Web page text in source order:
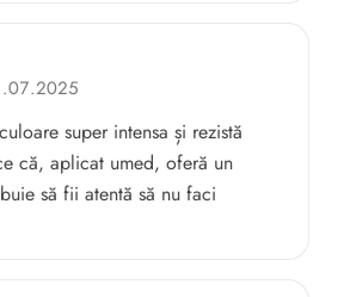
super intensa și rezistă
că, aplicat umed, oferă un
să fii atentă să nu faci